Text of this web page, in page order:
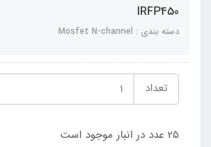
IRFP450
دسته بندی : Mosfet N-channel
تعداد
25 عدد در انبار موجود است